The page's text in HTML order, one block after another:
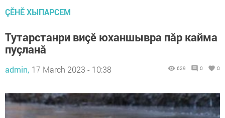
ÇӖНӖ ХЫПАРСЕМ
Тутарстанри виçӗ юханшывра пăр кайма
пуçланă
admin, 17 March 2023 - 10:38 629 0 0